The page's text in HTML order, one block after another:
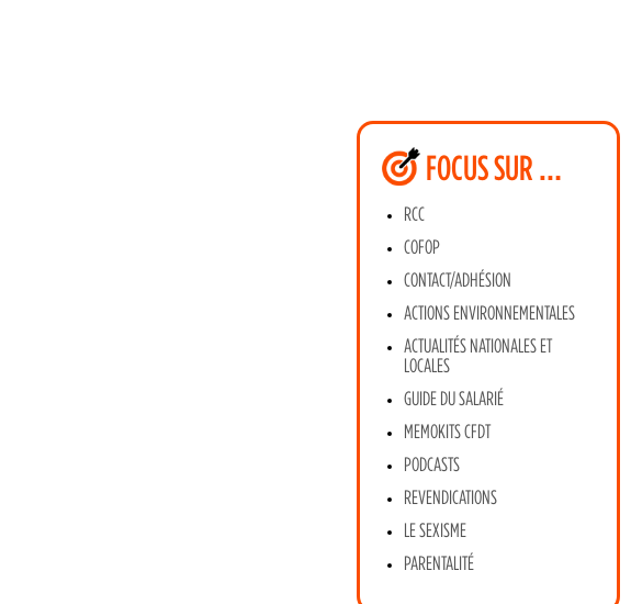
FOCUS SUR …
RCC
COFOP
CONTACT/ADHÉSION
ACTIONS ENVIRONNEMENTALES
ACTUALITÉS NATIONALES ET
LOCALES
GUIDE DU SALARIÉ
MEMOKITS CFDT
PODCASTS
REVENDICATIONS
LE SEXISME
PARENTALITÉ